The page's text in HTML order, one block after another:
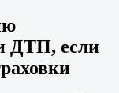
ДТП, если